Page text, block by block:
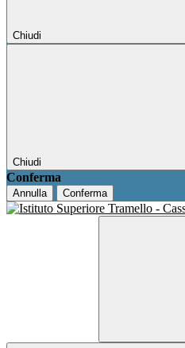
Chiudi
Chiudi
Conferma
Annulla Conferma